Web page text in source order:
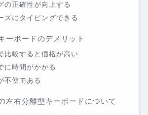
の正確性が向上する
ズにタイピングできる
ーボードのデメリット
比較すると価格が高い
に時間がかかる
不便である
左右分離型キーボードについて